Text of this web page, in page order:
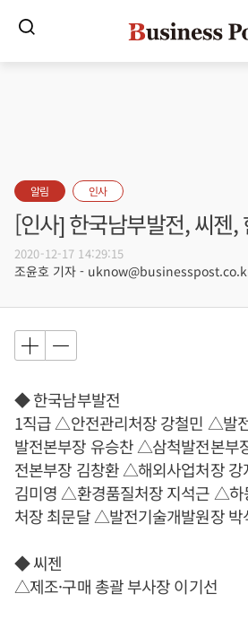
알림 인사
[인사] 한국남부발전, 씨젠,
2020-12-17 14:29:15
조윤호 기자 -
◆ 한국남부발전
1직급 △안전관리처장 강철민 △발
발전본부장 유승찬 △삼척발전본부
전본부장 김창환 △해외사업처장
김미영 △환경품질처장 지석근 △하
처장 최문달 △발전기술개발원장 박
◆ 씨젠
△제조·구매 총괄 부사장 이기선